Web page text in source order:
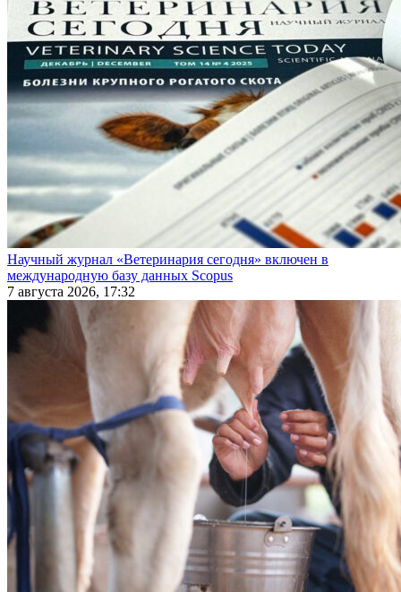
Научный журнал «Ветеринария сегодня» включен в
международную базу данных Scopus
7 августа 2026, 17:32